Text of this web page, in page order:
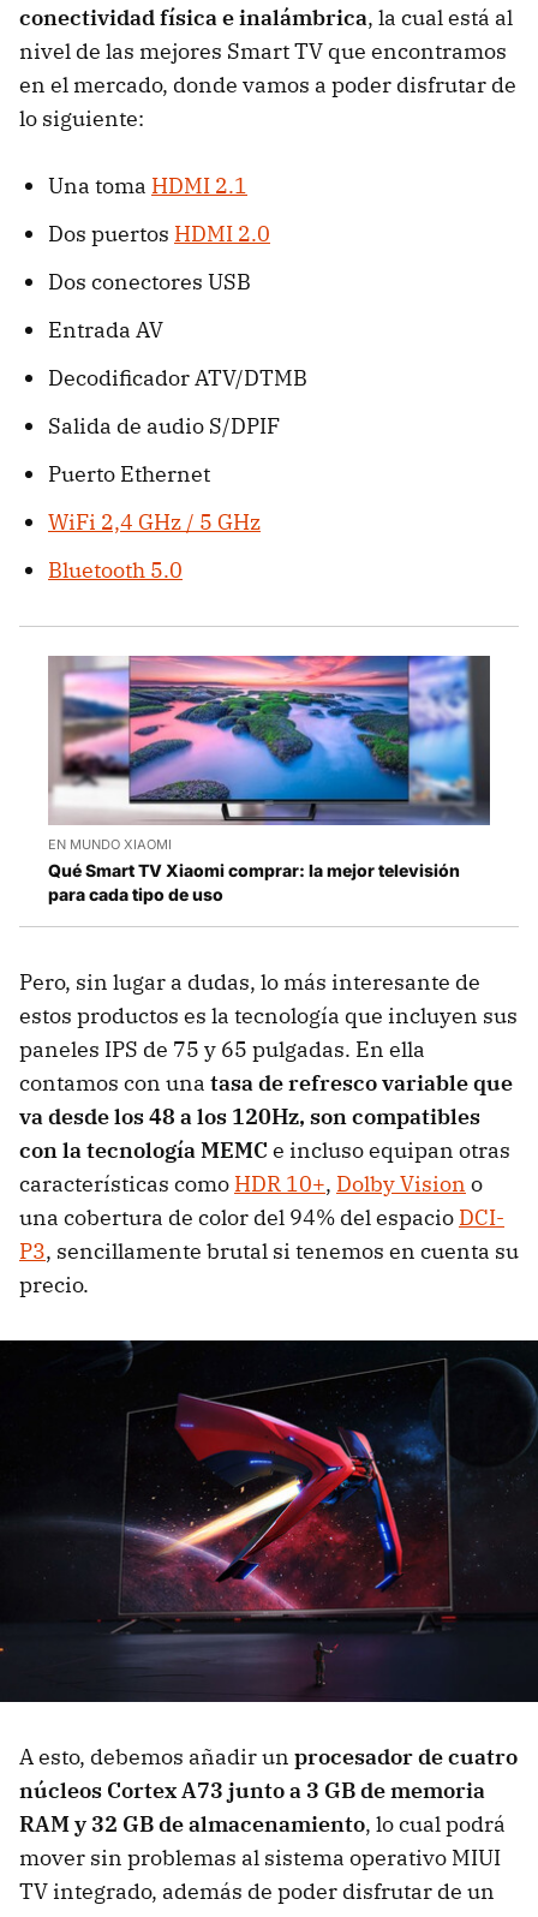
conectividad física e inalámbrica, la cual está al
nivel de las mejores Smart TV que encontramos
en el mercado, donde vamos a poder disfrutar de
lo siguiente:
Una toma HDMI 2.1
Dos puertos HDMI 2.0
Dos conectores USB
Entrada AV
Decodificador ATV/DTMB
Salida de audio S/DPIF
Puerto Ethernet
WiFi 2,4 GHz / 5 GHz
Bluetooth 5.0
EN MUNDO XIAOMI
Qué Smart TV Xiaomi comprar: la mejor televisión
para cada tipo de uso
Pero, sin lugar a dudas, lo más interesante de
estos productos es la tecnología que incluyen sus
paneles IPS de 75 y 65 pulgadas. En ella
contamos con una tasa de refresco variable que
va desde los 48 a los 120Hz, son compatibles
con la tecnología MEMC e incluso equipan otras
características como HDR 10+, Dolby Vision o
una cobertura de color del 94% del espacio DCI-
P3, sencillamente brutal si tenemos en cuenta su
precio.
A esto, debemos añadir un procesador de cuatro
núcleos Cortex A73 junto a 3 GB de memoria
RAM y 32 GB de almacenamiento, lo cual podrá
mover sin problemas al sistema operativo MIUI
TV integrado, además de poder disfrutar de un